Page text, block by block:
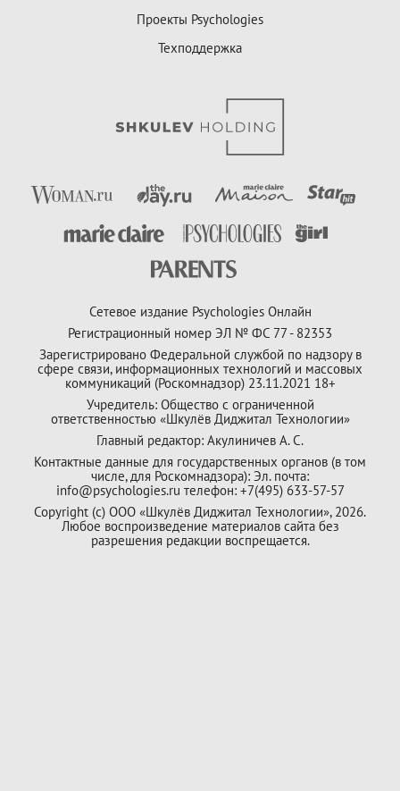
Проекты Psychologies
Техподдержка
Сетевое издание Psychologies Онлайн
Регистрационный номер ЭЛ № ФС 77 - 82353
Зарегистрировано Федеральной службой по надзору в
сфере связи, информационных технологий и массовых
коммуникаций (Роскомнадзор) 23.11.2021 18+
Учредитель: Общество с ограниченной
ответственностью «Шкулёв Диджитал Технологии»
Главный редактор: Акулиничев А. С.
Контактные данные для государственных органов (в том
числе, для Роскомнадзора): Эл. почта:
info@psychologies.ru телефон: +7(495) 633-57-57
Copyright (с) ООО «Шкулёв Диджитал Технологии», 2026.
Любое воспроизведение материалов сайта без
разрешения редакции воспрещается.